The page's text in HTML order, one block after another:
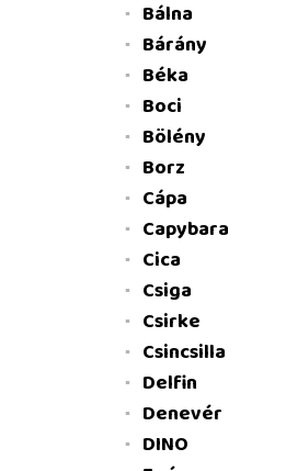
Bálna
Bárány
Béka
Boci
Bölény
Borz
Cápa
Capybara
Cica
Csiga
Csirke
Csincsilla
Delfin
Denevér
DINO